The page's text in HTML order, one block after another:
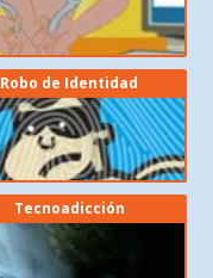
Robo de Identidad
Tecnoadicción